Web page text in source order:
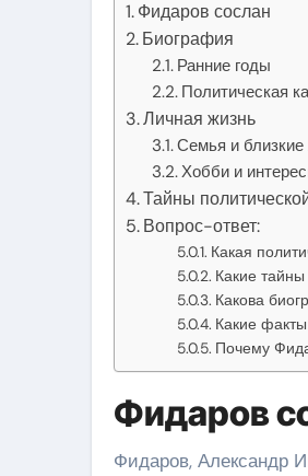
Фидаров сослан
Биография
Ранние годы
Политическая
Личная жизнь
Семья и
Хобби и
Тайны
Вопрос-ответ:
Какая
Какие
Какова
Какие
Почему
Фидаров
Фидаров, Александр